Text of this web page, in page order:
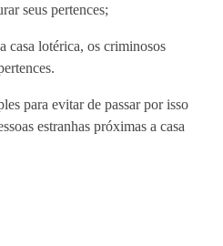
seus pertences;
casa lotérica, os criminosos
para evitar de passar por isso
estranhas próximas a casa